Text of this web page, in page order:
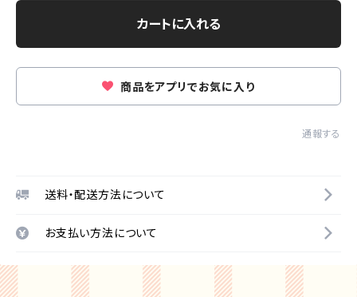
カートに入れる
商品をアプリでお気に入り
通報する
送料・配送方法について
お支払い方法について